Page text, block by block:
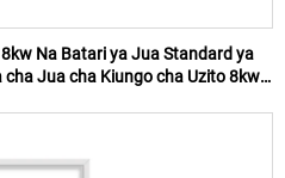
Na Batari ya Jua Standard ya
Jua cha Kiungo cha Uzito 8kw